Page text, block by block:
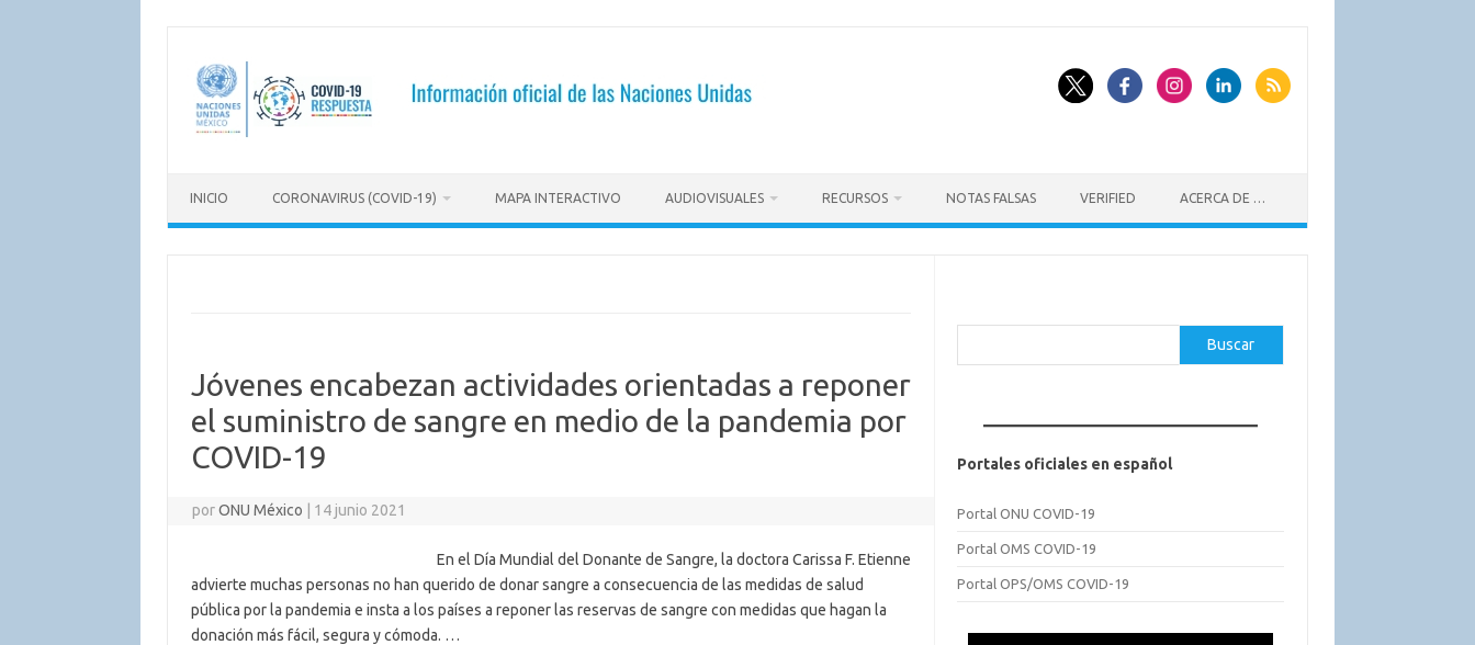
contenido
INICIO CORONAVIRUS (COVID-19) MAPA INTERACTIVO AUDIOVISUALES RECURSOS NOTAS FALSAS VERIFIED ACERCA DE …
Jóvenes encabezan actividades orientadas a reponer
el suministro de sangre en medio de la pandemia por
COVID-19
porONU México 14 junio 2021
En el Día Mundial del Donante de Sangre, la doctora Carissa F. Etienne
advierte muchas personas no han querido de donar sangre a consecuencia de las medidas de salud
pública por la pandemia e insta a los países a reponer las reservas de sangre con medidas que hagan la
donación más fácil, segura y cómoda. …
Buscar
Portales oficiales en español
Portal ONU COVID-19
Portal OMS COVID-19
Portal OPS/OMS COVID-19